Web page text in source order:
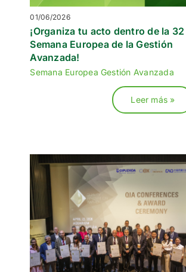
01/06/2026
¡Organiza tu acto dentro de la 32
Semana Europea de la Gestión
Avanzada!
Semana Europea Gestión Avanzada
Leer más »